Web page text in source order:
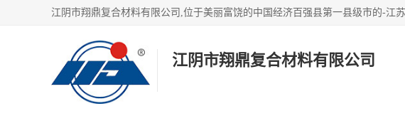
江阴市翔鼎复合材料有限公司